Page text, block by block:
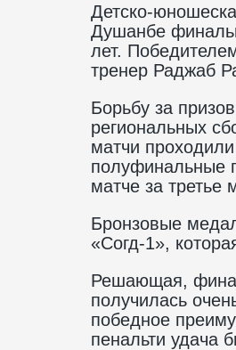
Детско-
Душанбе
лет.
тренер Раджаб
Борьбу за
региональных
матчи
полуфинальные
матче за третье
Бронзовые
«Согд-1»,
Решающая,
получилась
победное
пенальти удача